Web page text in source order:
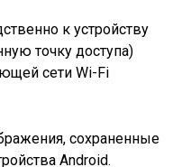
к устройству
точку доступа)
сети Wi-Fi
сохраненные
Android.